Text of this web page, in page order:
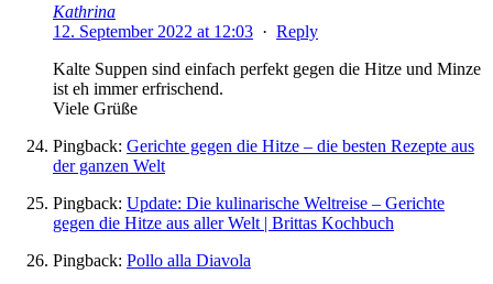
Kathrina
12. September 2022 at 12:03 · Reply
Kalte Suppen sind einfach perfekt gegen die Hitze und Minze
ist eh immer erfrischend.
Viele Grüße
Pingback: Gerichte gegen die Hitze – die besten Rezepte aus
der ganzen Welt
Pingback: Update: Die kulinarische Weltreise – Gerichte
gegen die Hitze aus aller Welt | Brittas Kochbuch
Pingback: Pollo alla Diavola